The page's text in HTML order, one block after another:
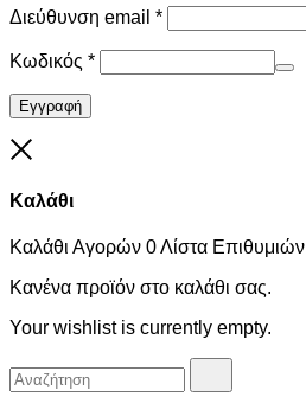
Διεύθυνση email *
Κωδικός *
Εγγραφή
Καλάθι
Καλάθι Αγορών 0Λίστα Επιθυμιών
Κανένα προϊόν στο καλάθι σας.
Your wishlist is currently empty.
Αναζήτησα
για: